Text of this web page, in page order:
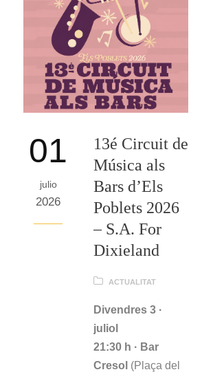
01
julio
2026
13é Circuit de
Música als
Bars d’Els
Poblets 2026
– S.A. For
Dixieland
ACTUALITAT
Divendres 3 ·
juliol
21:30 h · Bar
Cresol (Plaça del